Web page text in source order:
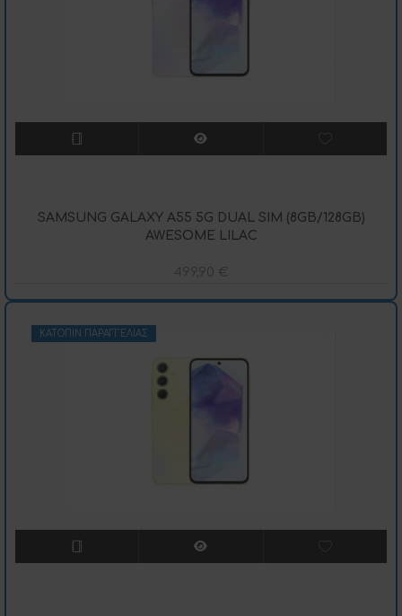
SAMSUNG GALAXY A55 5G DUAL SIM (8GB/128GB)
AWESOME LILAC
499,90 €
ΚΑΤΌΠΙΝ ΠΑΡΑΓΓΕΛΊΑΣ